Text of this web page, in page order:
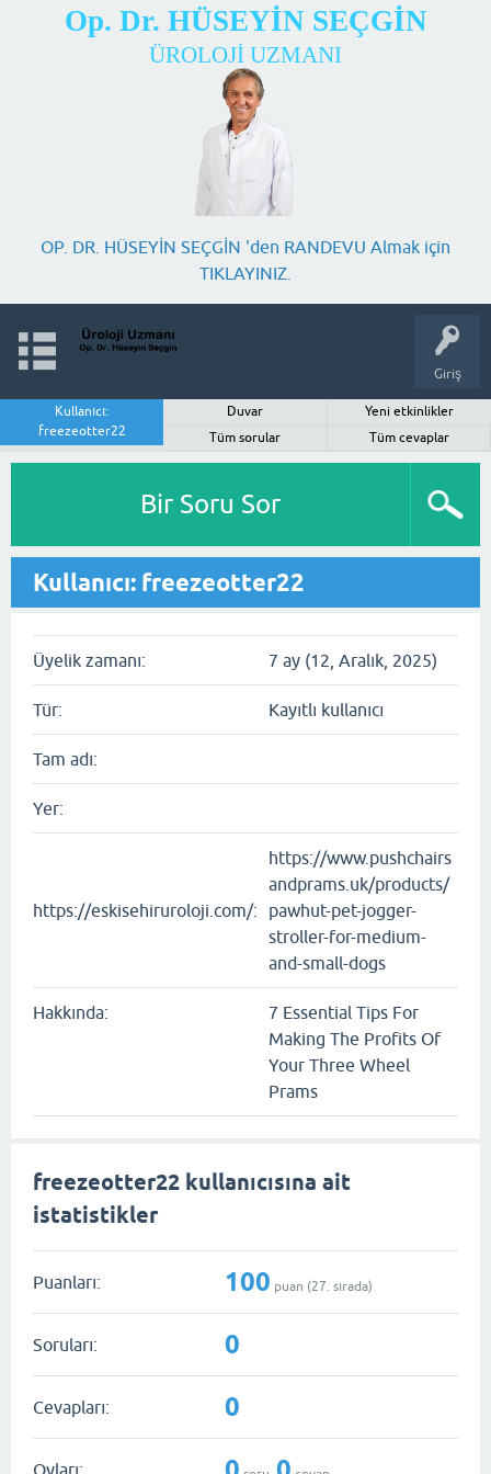
Op. Dr. HÜSEYİN SEÇGİN
ÜROLOJİ UZMANI
OP. DR. HÜSEYİN SEÇGİN 'den RANDEVU Almak için
TIKLAYINIZ.
Giriş
Kullanıcı:
freezeotter22
Duvar
Yeni etkinlikler
Tüm sorular
Tüm cevaplar
Bir Soru Sor
Kullanıcı: freezeotter22
Üyelik zamanı: 7 ay (12, Aralık, 2025)
Tür: Kayıtlı kullanıcı
Tam adı:
Yer:
https://eskisehiruroloji.com/:
https://www.pushchairs
andprams.uk/products/
pawhut-pet-jogger-
stroller-for-medium-
and-small-dogs
Hakkında:
7 Essential Tips For
Making The Profits Of
Your Three Wheel
Prams
freezeotter22 kullanıcısına ait
istatistikler
Puanları: 100 puan (27 . sırada)
Soruları: 0
Cevapları: 0
Oyları: